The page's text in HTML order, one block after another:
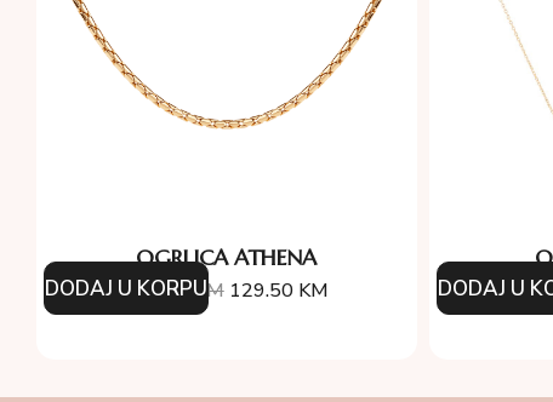
OGRLICA ATHENA
185.00KM 129.50 KM
DODAJ U KORPU DODAJ U